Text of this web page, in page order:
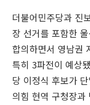
더불어민주당과 진
장 선거를 포함한
합의하면서 영남권
특히 3파전이 예상
당 이정식 후보가
의힘 현역 구청장과